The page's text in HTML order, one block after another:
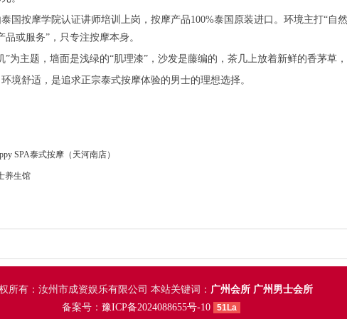
国按摩学院认证讲师培训上岗，按摩产品100%泰国原装进口。环境主打“自
或服务”，只专注按摩本身。
”为主题，墙面是浅绿的“肌理漆”，沙发是藤编的，茶几上放着新鲜的香茅草
境舒适，是追求正宗泰式按摩体验的男士的理想选择。
SPA泰式按摩（天河南店）
养生馆
所有：汝州市成资娱乐有限公司 本站关键词： 广州会所 广州男士会所
备案号： 豫ICP备2024088655号-10 51La